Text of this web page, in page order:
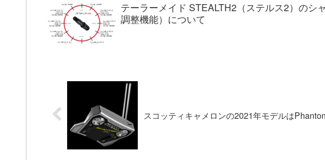
テーラーメイド STEALTH2（ステルス2）のシ
調整機能）について
スコッティキャメロンの2021年モデルは